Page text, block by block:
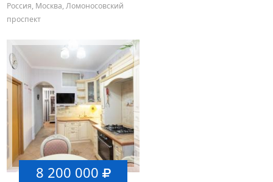
Россия, Москва, Ломоносовский
проспект
8 200 000